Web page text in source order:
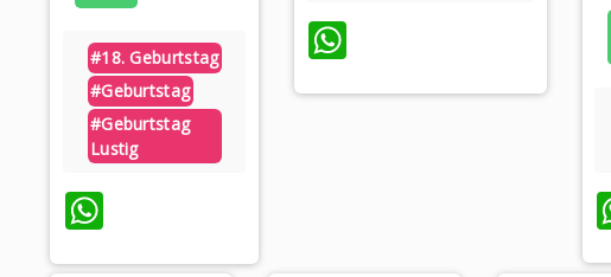
#18. Geburtstag
#geburtstag
#geburtstag
Lustig
WhatsApp